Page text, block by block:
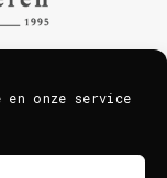
en onze service